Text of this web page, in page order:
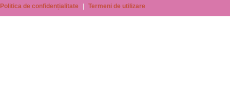
Politica de confidențialitate
Termeni de utilizare